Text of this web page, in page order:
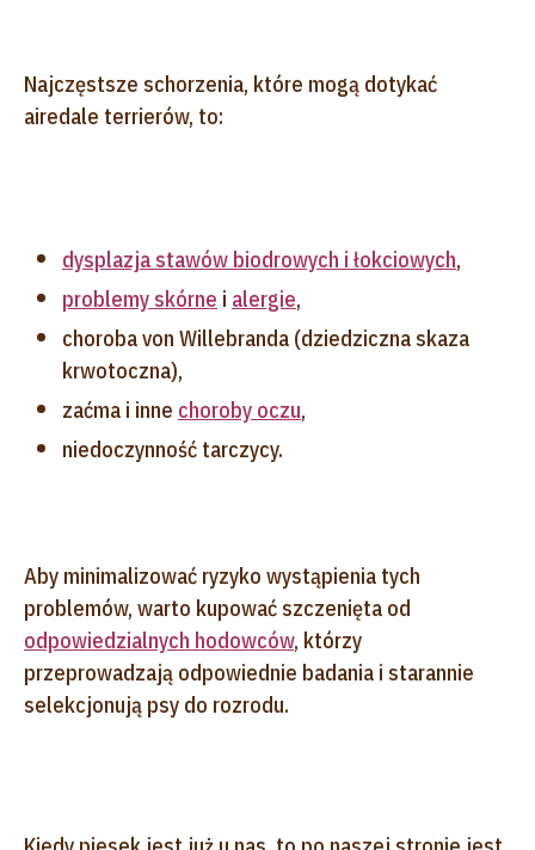
Najczęstsze schorzenia, które mogą dotykać
airedale terrierów, to:
dysplazja stawów biodrowych i łokciowych,
problemy skórne i alergie,
choroba von Willebranda (dziedziczna skaza
krwotoczna),
zaćma i inne choroby oczu,
niedoczynność tarczycy.
Aby minimalizować ryzyko wystąpienia tych
problemów, warto kupować szczenięta od
odpowiedzialnych hodowców, którzy
przeprowadzają odpowiednie badania i starannie
selekcjonują psy do rozrodu.